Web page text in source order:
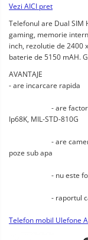
Vezi AICI pret
Telefonul are Dual SIM
gaming, memorie
inch, rezolutie de 2400
baterie de 5150 mAH.
AVANTAJE
- are incarcare rapida
Ip68K, MIL-STD-810G
poze sub apa
- nu este
-
Telefon mobil Ulefone